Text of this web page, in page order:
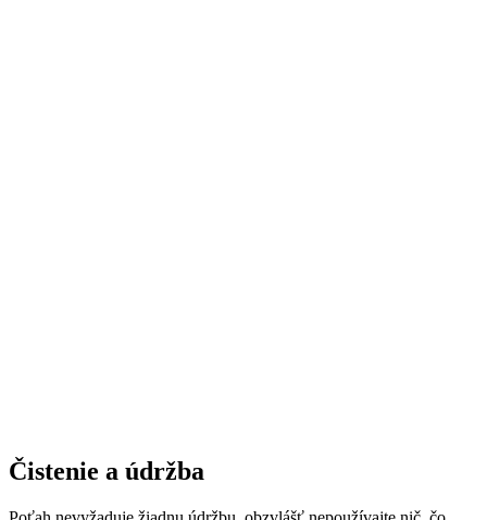
Čistenie a údržba